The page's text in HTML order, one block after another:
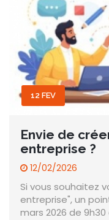
12 FEV
Envie de
entreprise ?
12/02/2026
Si vous souhaitez
entreprise", un
mars 2026 de 9h30